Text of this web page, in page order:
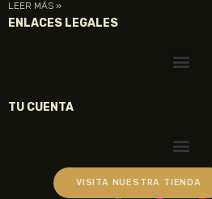
LEER MÁS »
ENLACES LEGALES
TU CUENTA
VISITA NUESTRA TIENDA